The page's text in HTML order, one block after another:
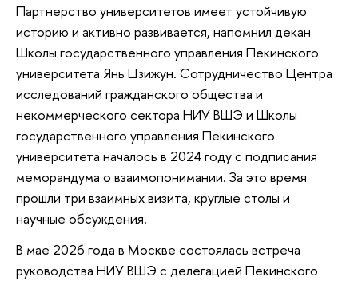
Партнерство университетов имеет устойчивую
историю и активно развивается, напомнил декан
Школы государственного управления Пекинского
университета Янь Цзижун. Сотрудничество Центра
исследований гражданского общества и
некоммерческого сектора НИУ ВШЭ и Школы
государственного управления Пекинского
университета началось в 2024 году с подписания
меморандума о взаимопонимании. За это время
прошли три взаимных визита, круглые столы и
научные обсуждения.
В мае 2026 года в Москве состоялась встреча
руководства НИУ ВШЭ с делегацией Пекинского